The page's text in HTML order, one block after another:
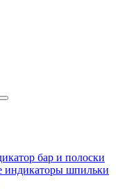
бар и полоски
шпильки